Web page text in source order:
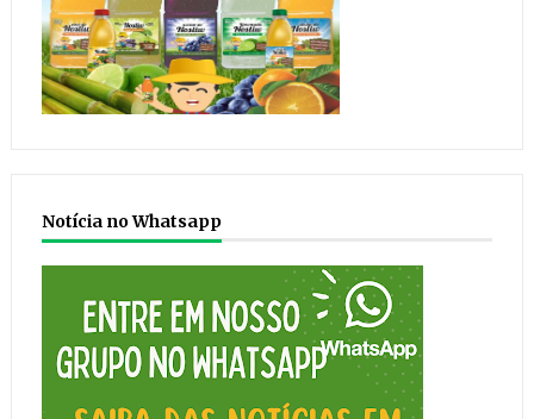
Notícia no Whatsapp